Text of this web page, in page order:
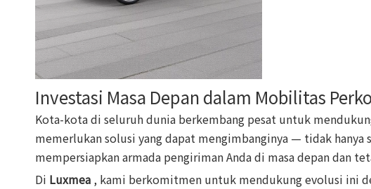
Investasi Masa Depan dalam Mobilitas
Kota-kota di seluruh dunia berkembang pesat untuk
memerlukan solusi yang dapat mengimbanginya — tidak hanya
mempersiapkan armada pengiriman Anda di masa depan dan
Di Luxmea , kami berkomitmen untuk mendukung evolusi ini